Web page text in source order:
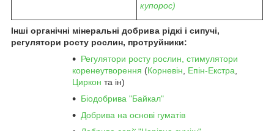
купорос)
Інші органічні мінеральні добрива рідкі і сипучі,
регулятори росту рослин, протруйники:
Регулятори росту рослин, стимулятори
коренеутворення (Корневін, Епін-Екстра,
Циркон та ін)
Біодобрива "Байкал"
Добрива на основі гуматів